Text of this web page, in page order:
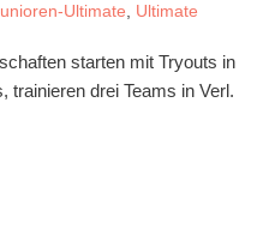
Ultimate Ultimate
starten mit Tryouts in
trainieren drei Teams in Verl.